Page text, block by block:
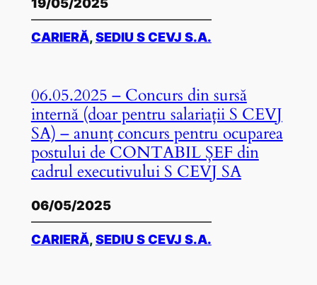
CARIERĂ, SEDIU S CEVJ S.A.
06.05.2025 – Concurs din sursă
internă (doar pentru salariații S CEVJ
SA) – anunț concurs pentru ocuparea
postului de CONTABIL ȘEF din
cadrul executivului S CEVJ SA
06/05/2025
CARIERĂ, SEDIU S CEVJ S.A.